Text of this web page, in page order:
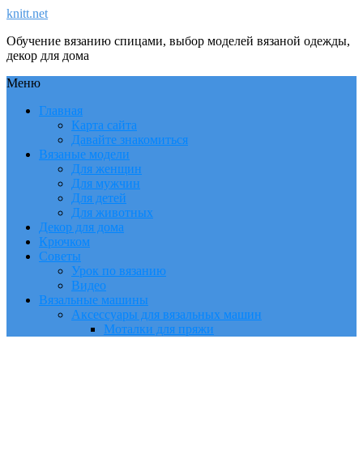
knitt.net
Обучение вязанию спицами, выбор моделей вязаной одежды,
декор для дома
Меню
Главная
Карта сайта
Давайте знакомиться
Вязаные модели
Для женщин
Для мужчин
Для детей
Для животных
Декор для дома
Крючком
Советы
Урок по вязанию
Видео
Вязальные машины
Аксессуары для вязальных машин
Моталки для пряжи